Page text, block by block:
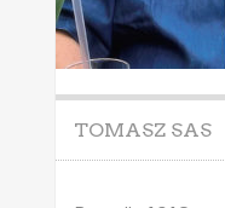
TOMASZ SAS